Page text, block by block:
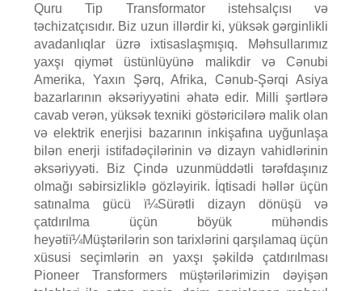
Quru Tip Transformator istehsalçısı və
təchizatçısıdır. Biz uzun illərdir ki, yüksək gərginlikli
avadanlıqlar üzrə ixtisaslaşmışıq. Məhsullarımız
yaxşı qiymət üstünlüyünə malikdir və Cənubi
Amerika, Yaxın Şərq, Afrika, Cənub-Şərqi Asiya
bazarlarının əksəriyyətini əhatə edir. Milli şərtlərə
cavab verən, yüksək texniki göstəricilərə malik olan
və elektrik enerjisi bazarının inkişafına uyğunlaşa
bilən enerji istifadəçilərinin və dizayn vahidlərinin
əksəriyyəti. Biz Çində uzunmüddətli tərəfdaşınız
olmağı səbirsizliklə gözləyirik. İqtisadi həllər üçün
satınalma gücü ï¼Sürətli dizayn dönüşü və
çatdırılma üçün böyük mühəndis
heyətiï¼Müştərilərin son tarixlərini qarşılamaq üçün
xüsusi seçimlərin ən yaxşı şəkildə çatdırılması
Pioneer Transformers müştərilərimizin dəyişən